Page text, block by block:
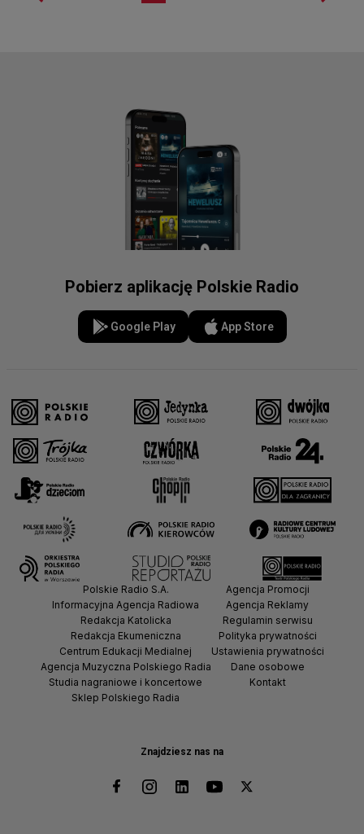
Pobierz aplikację Polskie Radio
Google Play App Store
Znajdziesz nas na
Polskie Radio S.A.
Informacyjna Agencja Radiowa
Redakcja Katolicka
Redakcja Ekumeniczna
Centrum Edukacji Medialnej
Agencja Muzyczna Polskiego Radia
Studia nagraniowe i koncertowe
Sklep Polskiego Radia
Agencja Promocji
Agencja Reklamy
Regulamin serwisu
Polityka prywatności
Ustawienia prywatności
Dane osobowe
Kontakt